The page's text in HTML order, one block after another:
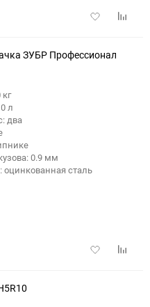
Добавить
ЗУБР Профессионал
л
два
0.9 мм
оцинкованная сталь
Добавить